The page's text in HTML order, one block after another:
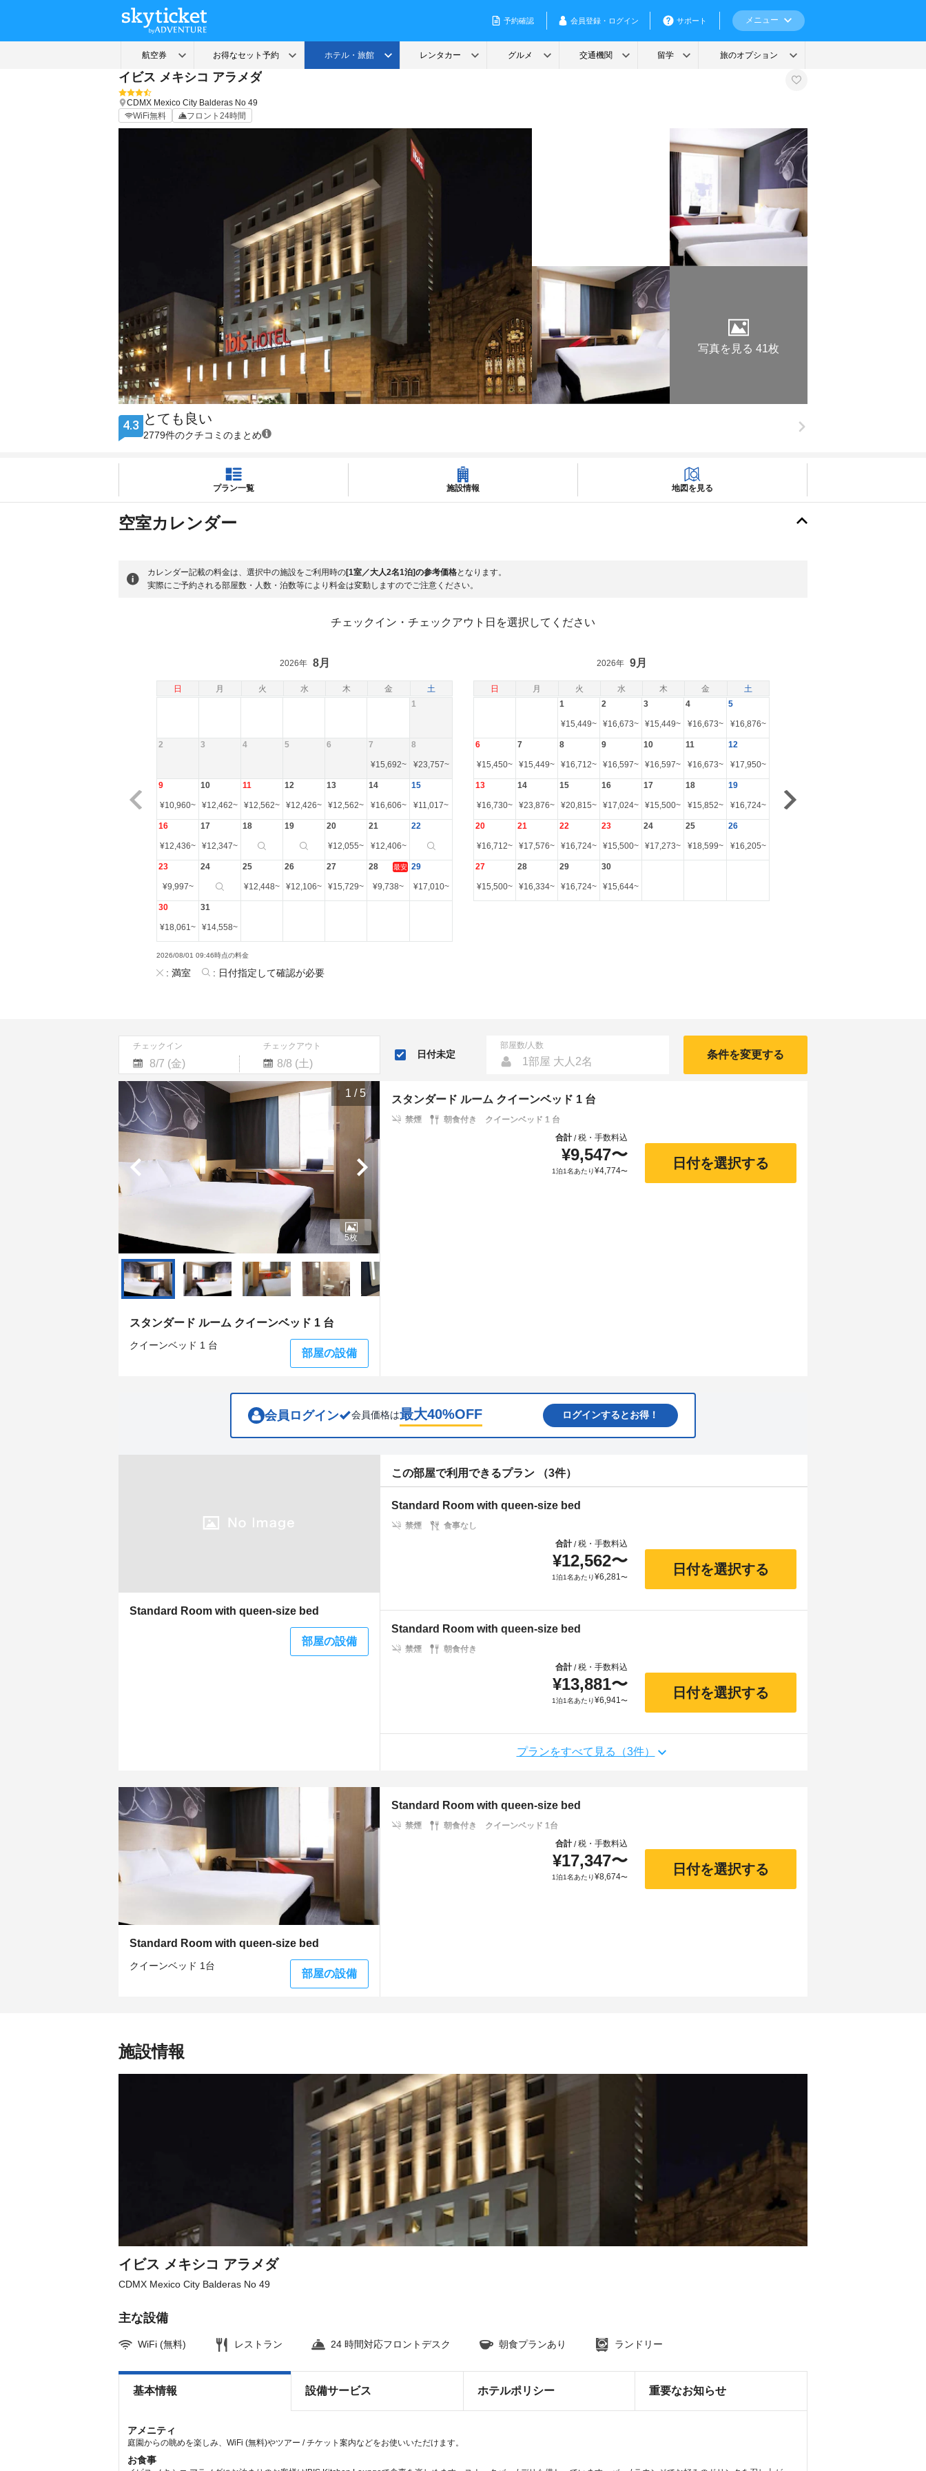
イビス メキシコ アラメダ
CDMX Mexico City Balderas No 49
WiFi無料
フロント24時間
写真を見る 41枚
4.3 とても良い
2779件のクチコミのまとめ
プラン一覧 施設情報 地図を見る
空室カレンダー
カレンダー記載の料金は、選択中の施設をご利用時の[1室／大人2名1泊]の参考価格となります。
実際にご予約される部屋数・人数・泊数等により料金は変動しますのでご注意ください。
チェックイン・チェックアウト日を選択してください
日 月 火 水 木 金 土 日 月 火 水 木 金 土
2026年 8月
1
2 3 4 5 6 7
¥15,692~
8
¥23,757~
9
¥10,960~
10
¥12,462~
11
¥12,562~
12
¥12,426~
13
¥12,562~
14
¥16,606~
15
¥11,017~
16
¥12,436~
17
¥12,347~
18 19 20
¥12,055~
21
¥12,406~
22
23
¥9,997~
24 25
¥12,448~
26
¥12,106~
27
¥15,729~
28 最安
¥9,738~
29
¥17,010~
30
¥18,061~
31
¥14,558~
2026年 9月
1
¥15,449~
2
¥16,673~
3
¥15,449~
4
¥16,673~
5
¥16,876~
6
¥15,450~
7
¥15,449~
8
¥16,712~
9
¥16,597~
10
¥16,597~
11
¥16,673~
12
¥17,950~
13
¥16,730~
14
¥23,876~
15
¥20,815~
16
¥17,024~
17
¥15,500~
18
¥15,852~
19
¥16,724~
20
¥16,712~
21
¥17,576~
22
¥16,724~
23
¥15,500~
24
¥17,273~
25
¥18,599~
26
¥16,205~
27
¥15,500~
28
¥16,334~
29
¥16,724~
30
¥15,644~
2026/08/01 09:46時点の料金
: 満室 : 日付指定して確認が必要
チェックイン チェックアウト
Navigate
forward
to
interact
with
and
select
question
mark
key
to
get
the
shortcuts
changing
Navigate
backward
to
interact
with
calendar
and
select
Press
question
mark
key
to
get
shortcuts
changing
日付未定
部屋数/人数
1部屋 大人2名
条件を変更する
1 /5
スタンダード ルーム クイーンベッド 1 台
クイーンベッド 1 台
部屋の設備
5枚
スタンダード ルーム クイーンベッド 1 台
禁煙 朝食付き
クイーンベッド 1 台
合計/税・手数料込
¥9,547〜
1泊1名あたり¥4,774〜
日付を選択する
会員ログイン 会員価格は最大40%OFF ログインするとお得！
Standard Room with queen-size bed
部屋の設備
この部屋で利用できるプラン （3件）
Standard Room with queen-size bed
禁煙
食事なし
合計/税・手数料込
¥12,562〜
1泊1名あたり¥6,281〜
日付を選択する
Standard Room with queen-size bed
禁煙
朝食付き
合計/税・手数料込
¥13,881〜
1泊1名あたり¥6,941〜
日付を選択する
プランをすべて見る（3件）
Standard Room with queen-size bed
クイーンベッド 1台
部屋の設備
Standard Room with queen-size bed
禁煙 朝食付き
クイーンベッド 1台
合計/税・手数料込
¥17,347〜
1泊1名あたり¥8,674〜
日付を選択する
施設情報
イビス メキシコ アラメダ
CDMX Mexico City Balderas No 49
主な設備
WiFi (無料) レストラン 24 時間対応フロントデスク 朝食プランあり ランドリー
基本情報 設備サービス ホテルポリシー 重要なお知らせ
アメニティ
庭園からの眺めを楽しみ、WiFi (無料)やツアー / チケット案内などをお使いいただけます。
お食事